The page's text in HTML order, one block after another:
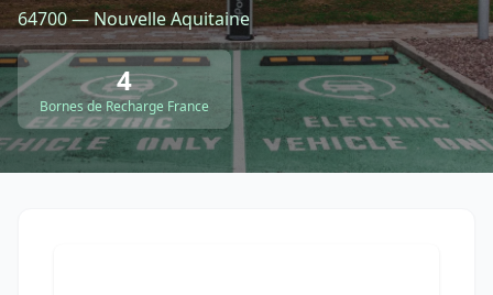
64700 — Nouvelle Aquitaine
4
Bornes de Recharge France